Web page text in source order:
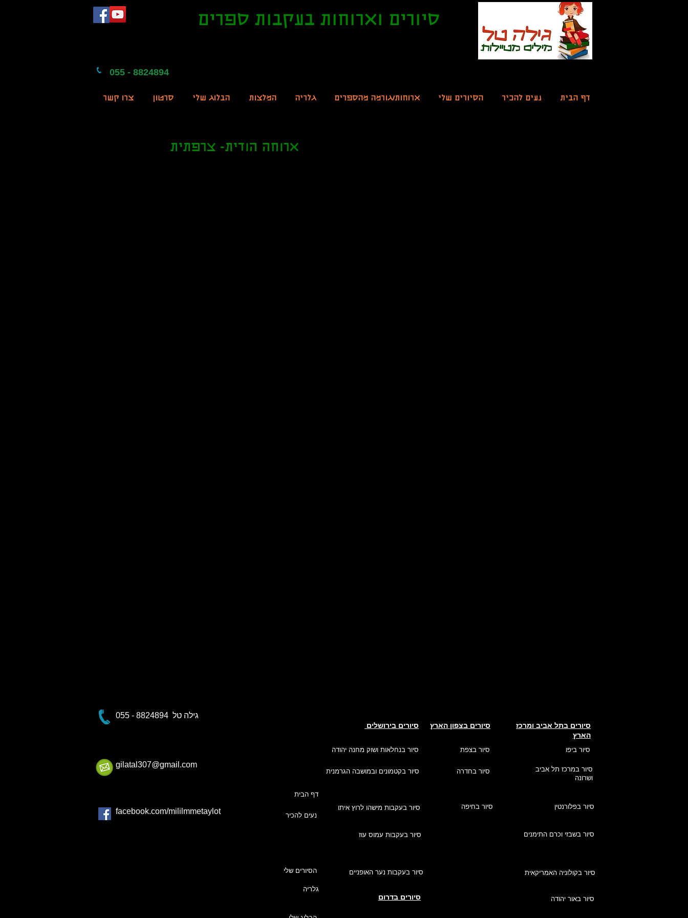
סיורים וארוחות בעקבות ספרים
055 - 8824894
צרו קשר סרטון הבלוג שלי המלצות גלריה ארוחות/גורמה מהספרים הסיורים שלי נעים להכיר דף הבית
ארוחה הודית- צרפתית
055 - 8824894 גילה טל
gilatal307@gmail.com
facebook.com/mililmmetaylot
סיורים בירושלים סיורים בצפון הארץ
סיור בנחלאות ושוק מחנה יהודה סיור בצפת
סיור בקטמונים ובמושבה הגרמנית סיור בחדרה
סיורים בתל אביב ומרכז
הארץ
סיור ביפו
סיור במרכז תל אביב
ושרונה
דף הבית
נעים להכיר
סיור בעקבות מישהו לרוץ איתו סיור בחיפה
סיור בעקבות עמוס עוז
סיור בפלורנטין
סיור בשבזי וכרם התימנים
הסיורים שלי סיור בעקבות נער האופניים
גלריה
סיורים בדרום
סיור בקולוניה האמריקאית
סיור באור יהודה